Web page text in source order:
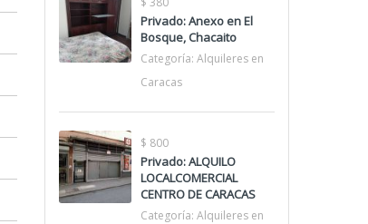
Privado: Anexo en El
Bosque, Chacaito
Categoría: Alquileres en
Caracas
$ 800
Privado: ALQUILO
LOCALCOMERCIAL
CENTRO DE CARACAS
Categoría: Alquileres en